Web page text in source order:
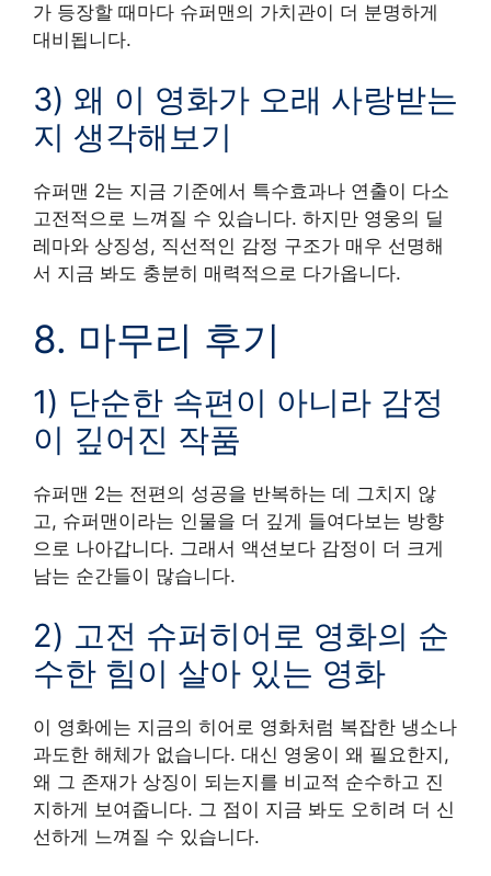
가 등장할 때마다 슈퍼맨의 가치관이 더 분명하게
대비됩니다.
3) 왜 이 영화가 오래 사랑받는
지 생각해보기
슈퍼맨 2는 지금 기준에서 특수효과나 연출이 다소
고전적으로 느껴질 수 있습니다. 하지만 영웅의 딜
레마와 상징성, 직선적인 감정 구조가 매우 선명해
서 지금 봐도 충분히 매력적으로 다가옵니다.
8. 마무리 후기
1) 단순한 속편이 아니라 감정
이 깊어진 작품
슈퍼맨 2는 전편의 성공을 반복하는 데 그치지 않
고, 슈퍼맨이라는 인물을 더 깊게 들여다보는 방향
으로 나아갑니다. 그래서 액션보다 감정이 더 크게
남는 순간들이 많습니다.
2) 고전 슈퍼히어로 영화의 순
수한 힘이 살아 있는 영화
이 영화에는 지금의 히어로 영화처럼 복잡한 냉소나
과도한 해체가 없습니다. 대신 영웅이 왜 필요한지,
왜 그 존재가 상징이 되는지를 비교적 순수하고 진
지하게 보여줍니다. 그 점이 지금 봐도 오히려 더 신
선하게 느껴질 수 있습니다.